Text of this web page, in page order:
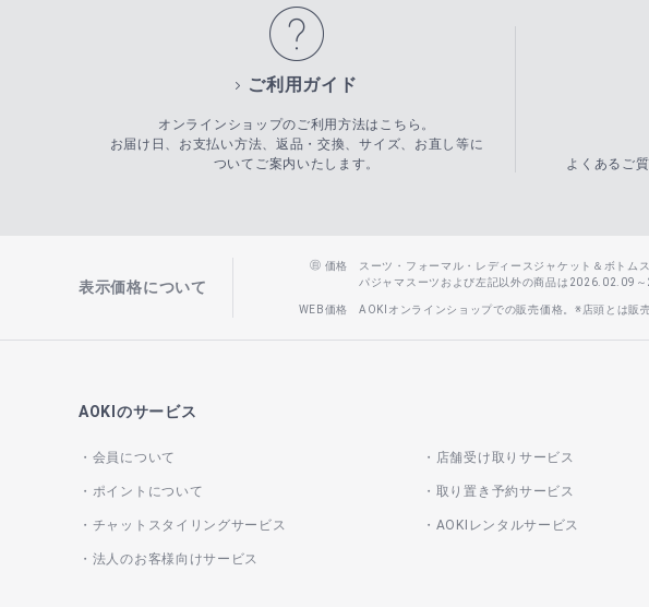
ご利用ガイド
オンラインショップのご利用方法はこちら。
お届け日、お支払い方法、返品・交換、サイズ、お直し等に
ついてご案内いたします。
よくあるご
表示価格について
価格
スーツ・フォーマル・レディースジャケット＆ボト
パジャマスーツおよび左記以外の商品は2026.02.09
WEB価格 AOKIオンラインショップでの販売価格。※店頭とは販
AOKIのサービス
会員について
ポイントについて
チャットスタイリングサービス
店舗受け取りサービス
取り置き予約サービス
AOKIレンタルサービス
法人のお客様向けサービス